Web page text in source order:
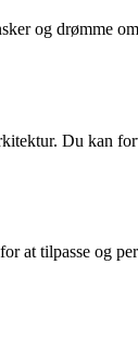
og drømme
Du kan
at tilpasse og